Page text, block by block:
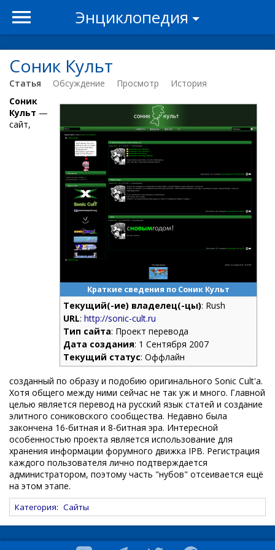
Энциклопедия
Соник Культ
Статья Обсуждение Просмотр История
Краткие сведения по Соник Культ
Текущий(-ие) владелец(-цы): Rush
URL: http://sonic-cult.ru
Тип сайта: Проект перевода
Дата создания: 1 Сентября 2007
Текущий статус: Оффлайн
Соник
Культ —
сайт,
созданный по образу и подобию оригинального Sonic Cult'a.
Хотя общего между ними сейчас не так уж и много. Главной
целью является перевод на русский язык статей и создание
элитного сониковского сообщества. Недавно была
закончена 16-битная и 8-битная эра. Интересной
особенностью проекта является использование для
хранения информации форумного движка IPB. Регистрация
каждого пользователя лично подтверждается
администратором, поэтому часть "нубов" отсеивается ещё
на этом этапе.
Категория: Сайты